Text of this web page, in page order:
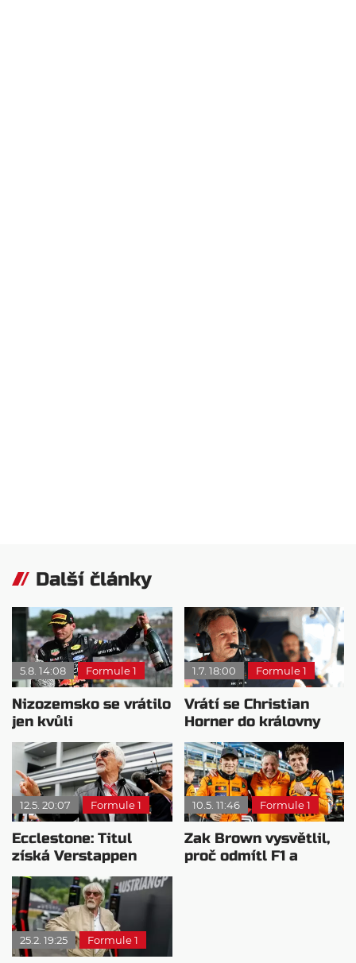
Další články
5.8. 14:08 Formule 1
Nizozemsko se vrátilo
jen kvůli
Verstappenovi, říká
Ecclestone
1.7. 18:00 Formule 1
Vrátí se Christian
Horner do královny
motorsportu?
12.5. 20:07 Formule 1
Ecclestone: Titul
získá Verstappen
nebo Antonelli
10.5. 11:46 Formule 1
Zak Brown vysvětlil,
proč odmítl F1 a
25.2. 19:25 Formule 1